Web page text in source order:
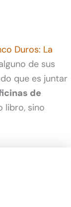
Duros: La
de sus
que es juntar
de
libro, sino